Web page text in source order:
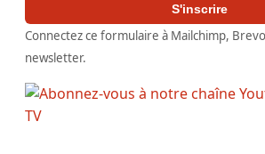
S'inscrire
Connectez ce formulaire à Mailchimp,
newsletter.